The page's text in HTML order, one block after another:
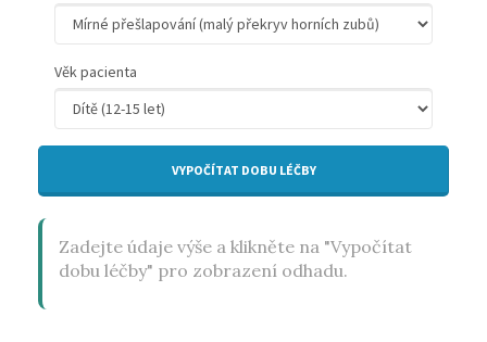
Věk pacienta
VYPOČÍTAT DOBU LÉČBY
Zadejte údaje výše a klikněte na "Vypočítat
dobu léčby" pro zobrazení odhadu.